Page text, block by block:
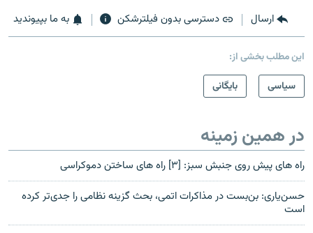
ارسال دسترسی بدون فیلترشکن به ما بپیوندید
این مطلب بخشی از:
سیاسی
بایگانی
در همین زمینه
راه هاى پیش روى جنبش سبز: [۳] راه هاى ساختن دموکراسى
حسن‌یاری: بن‌بست در مذاکرات اتمی، بحث گزینه نظامی را جدی‌تر کرده
است